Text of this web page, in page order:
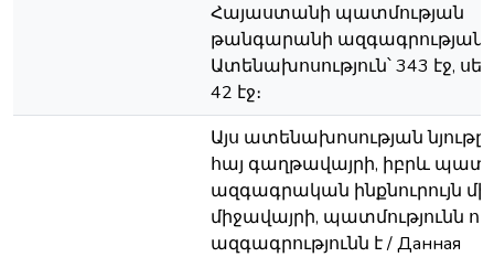
Հայաստանի պատմության
թանգարանի ազգագրության
Ատենախոսություն՝ 343 էջ,
42 էջ։
Այս ատենախոսության
հայ գաղթավայրի, իբրև
ազգագրական ինքնուրույն մի
միջավայրի, պատմությունն ու
ազգագրությունն է / Данная